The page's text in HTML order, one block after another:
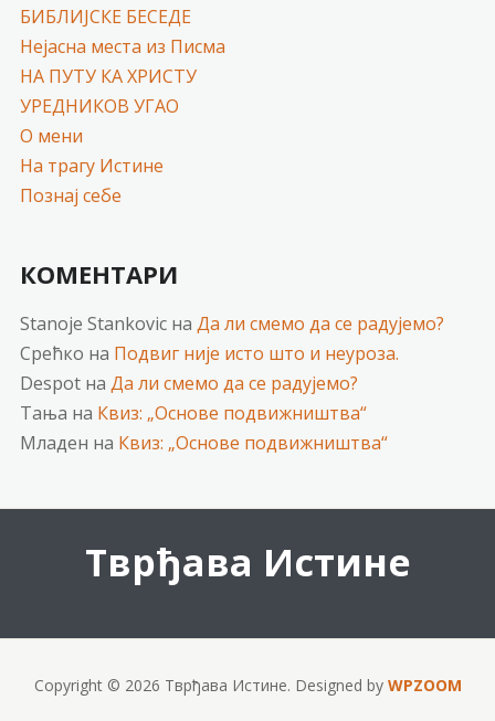
БИБЛИЈСКЕ БЕСЕДЕ
Нејасна места из Писма
НА ПУТУ КА ХРИСТУ
УРЕДНИКОВ УГАО
О мени
На трагу Истине
Познај себе
КОМЕНТАРИ
Stanoje Stankovicна Да ли смемо да се радујемо?
Срећко на Подвиг није исто што и неуроза.
Despotна Да ли смемо да се радујемо?
Тања на Квиз: „Основе подвижништва“
Младен на Квиз: „Основе подвижништва“
Тврђава Истине
Copyright © 2026 Тврђава Истине. Designed by WPZOOM